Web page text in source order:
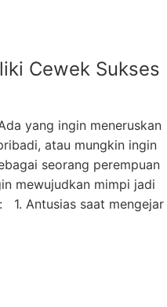
Cewek Sukses
yang ingin meneruskan
atau mungkin ingin
seorang perempuan
mewujudkan mimpi jadi
1. Antusias saat mengejar